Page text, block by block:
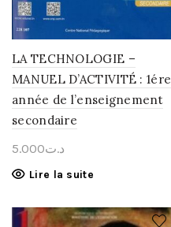
LA TECHNOLOGIE –
MANUEL D’ACTIVITÉ : 1ére
année de l’enseignement
secondaire
د.ت5.000
Lire la suite